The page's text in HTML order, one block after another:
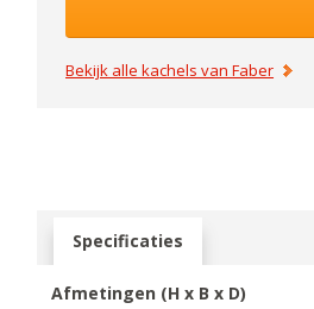
Bekijk alle kachels vanFaber
Specificaties
Afmetingen (H x B x D)